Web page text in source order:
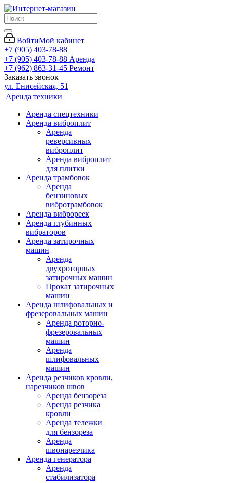
ВойтиМой кабинет
+7 (905) 403-78-88
+7 (905) 403-78-88 Аренда
+7 (962) 863-31-45 Ремонт
Заказать звонок
ул. Енисейская, 51
Аренда техники
Аренда спецтехники
Аренда виброплит
Аренда
реверсивных
виброплит
Аренда виброплит
для плитки
Аренда трамбовок
Аренда
бензиновых
вибротрамбовок
Аренда виброреек
Аренда глубинных
вибраторов
Аренда затирочных
машин
Аренда
двухроторных
затирочных машин
Прокат затирочных
машин
Аренда шлифовальных и
фрезеровальных машин
Аренда роторно-
фрезеровальных
машин
Аренда
шлифовальных
машин
Аренда резчиков кровли,
нарезчиков швов
Аренда бензореза
Аренда резчика
кровли
Аренда тележки
для бензореза
Аренда
швонарезчика
Аренда генератора
Аренда
стабилизатора